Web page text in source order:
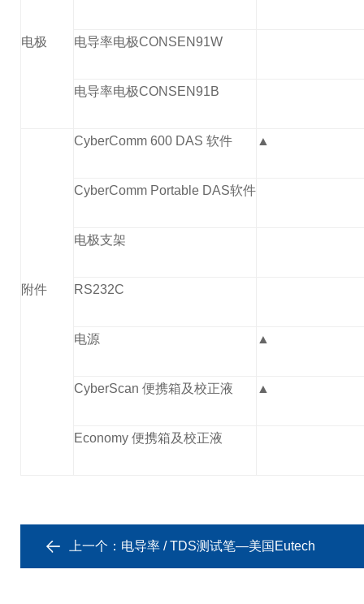
电极 电导率电极CONSEN91W
电导率电极CONSEN91B
附件
CyberComm 600 DAS 软件 ▲
CyberComm Portable DAS软件
电极支架
RS232C
电源 ▲
CyberScan 便携箱及校正液 ▲
Economy 便携箱及校正液
上一个： 电导率 / TDS测试笔—美国Eutech